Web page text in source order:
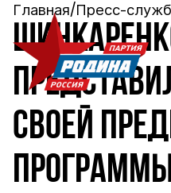
Главная Пресс-
СВОЕЙ